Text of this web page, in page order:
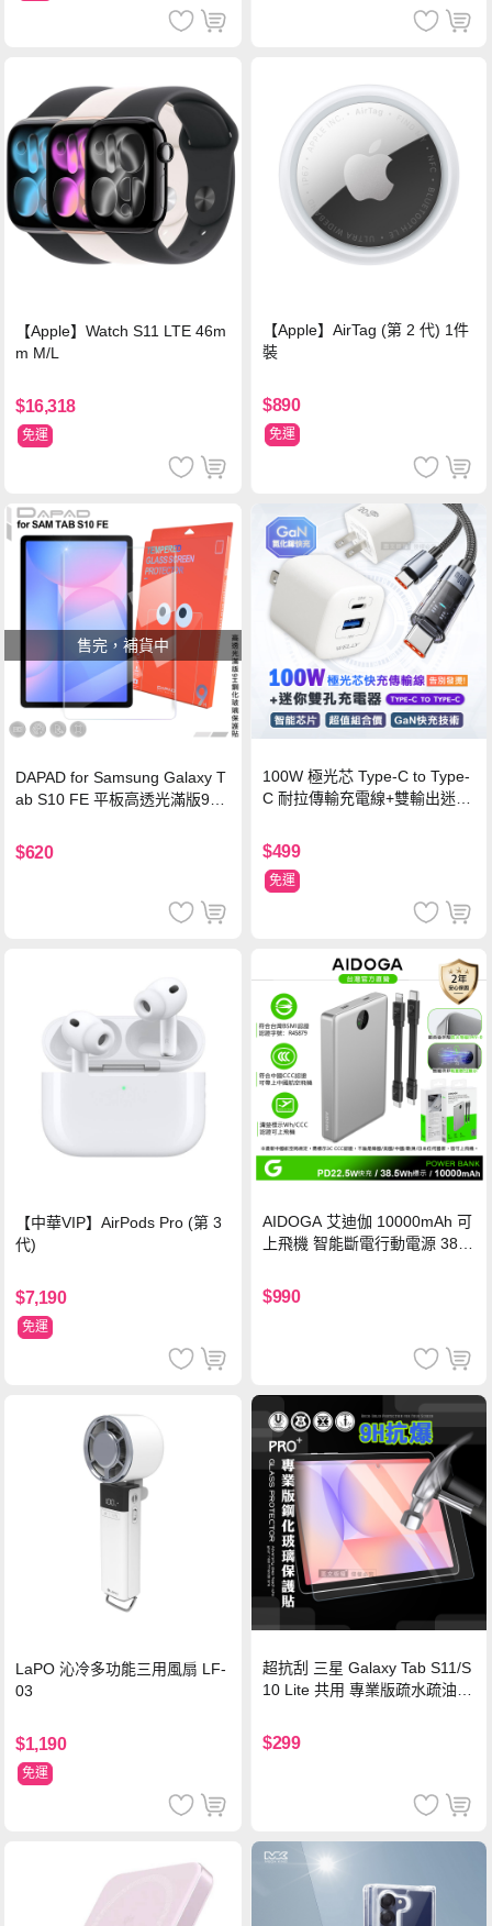
【Apple】Watch S11 LTE 46m
m M/L
$16,318
免運
【Apple】AirTag (第 2 代) 1件
裝
$890
免運
售完，補貨中
DAPAD for Samsung Galaxy T
ab S10 FE 平板高透光滿版9H
$620
100W 極光芯 Type-C to Type-
C 耐拉傳輸充電線+雙輸出迷你
$499
免運
【中華VIP】AirPods Pro (第 3
代)
$7,190
免運
AIDOGA 艾迪伽 10000mAh 可
上飛機 智能斷電行動電源 38.5
灣BSMI/中國CCC/歐美CE/FCC
認證
$990
LaPO 沁冷多功能三用風扇 LF-
03
$1,190
免運
超抗刮 三星 Galaxy Tab S11/S
10 Lite 共用 專業版疏水疏油9
$299